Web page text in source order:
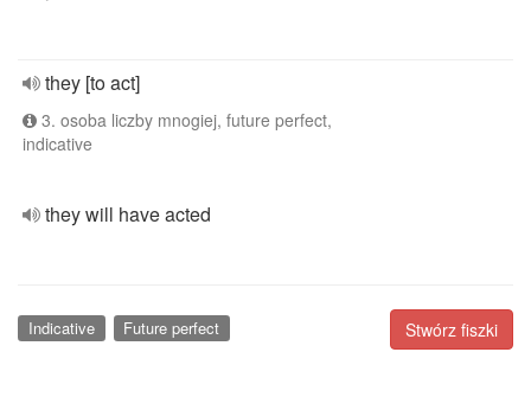
they [to act]
3. osoba liczby mnogiej, future perfect,
indicative
they will have acted
Stwórz fiszki
Indicative Future perfect